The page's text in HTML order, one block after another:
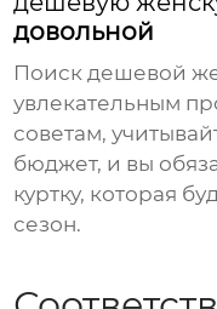
довольной
Поискдешевой
увлекательным
советам,
бюджет, и вы
куртку, которая
сезон.